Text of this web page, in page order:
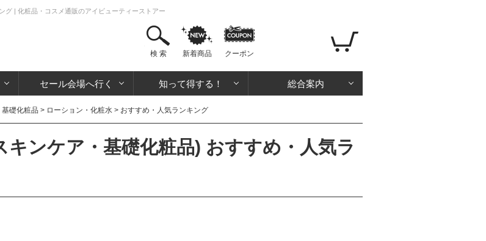
グ | 化粧品・コスメ通販のアイビューティーストアー
検 索 新着商品 クーポン
セール会場へ行く 知って得する！ 総合案内
礎化粧品 > ローション・化粧水 > おすすめ・人気ランキング
キンケア・基礎化粧品) おすすめ・人気ラ